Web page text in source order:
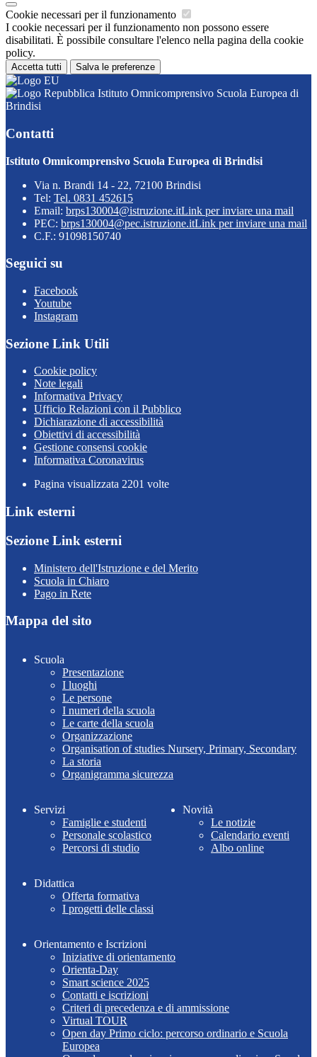
Cookie necessari per il funzionamento
I cookie necessari per il funzionamento non possono essere
disabilitati. È possibile consultare l'elenco nella pagina della cookie
policy.
Accetta tutti Salva le preferenze
Istituto Omnicomprensivo Scuola Europea di
Brindisi
Contatti
Istituto Omnicomprensivo Scuola Europea di Brindisi
Via n. Brandi 14 - 22, 72100 Brindisi
Tel: Tel. 0831 452615
Email: brps130004@istruzione.itLink per inviare una mail
PEC: brps130004@pec.istruzione.itLink per inviare una mail
C.F.: 91098150740
Seguici su
Facebook
Youtube
Instagram
Sezione Link Utili
Cookie policy
Note legali
Informativa Privacy
Ufficio Relazioni con il Pubblico
Dichiarazione di accessibilità
Obiettivi di accessibilità
Gestione consensi cookie
Informativa Coronavirus
Pagina visualizzata 2201 volte
Link esterni
Sezione Link esterni
Ministero dell'Istruzione e del Merito
Scuola in Chiaro
Pago in Rete
Mappa del sito
Scuola
Presentazione
I luoghi
Le persone
I numeri della scuola
Le carte della scuola
Organizzazione
Organisation of studies Nursery, Primary, Secondary
La storia
Organigramma sicurezza
Servizi
Famiglie e studenti
Personale scolastico
Percorsi di studio
Novità
Le notizie
Calendario eventi
Albo online
Didattica
Offerta formativa
I progetti delle classi
Orientamento e Iscrizioni
Iniziative di orientamento
Orienta-Day
Smart science 2025
Contatti e iscrizioni
Criteri di precedenza e di ammissione
Virtual TOUR
Open day Primo ciclo: percorso ordinario e Scuola
Europea